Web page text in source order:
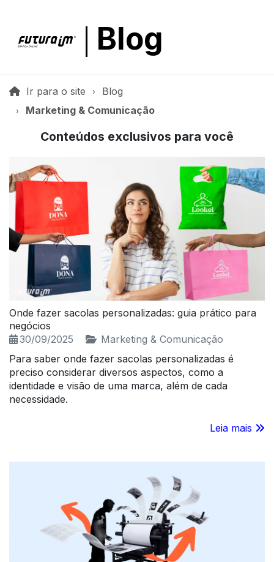
Blog
Ir para o site
Blog
Marketing & Comunicação
Conteúdos exclusivos para você
Onde fazer sacolas personalizadas: guia prático para
negócios
30/09/2025
Marketing & Comunicação
Para saber onde fazer sacolas personalizadas é
preciso considerar diversos aspectos, como a
identidade e visão de uma marca, além de cada
necessidade.
Leia mais